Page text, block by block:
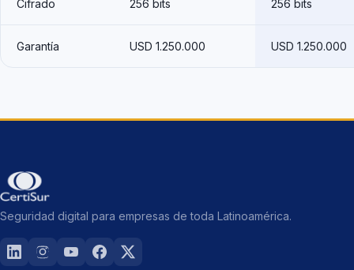
Cifrado 256 bits 256 bits
Garantía USD 1.250.000 USD 1.250.000
Seguridad digital para empresas de toda Latinoamérica.